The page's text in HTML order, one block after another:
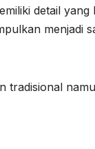
detail
menjadi
tradisional